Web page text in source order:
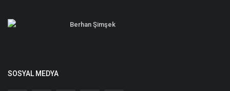
Berhan Şimşek
SOSYAL MEDYA